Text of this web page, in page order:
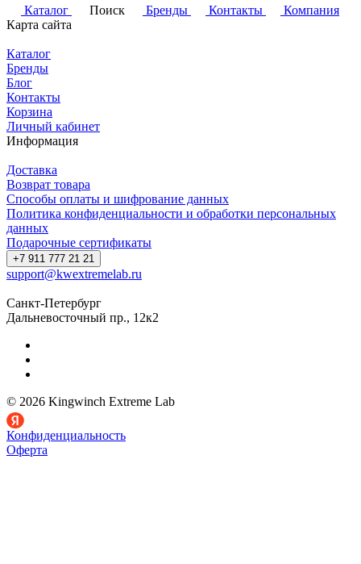
Каталог
Поиск Бренды Контакты
Компания
Карта сайта
Каталог
Бренды
Блог
Контакты
Корзина
Личный кабинет
Информация
Доставка
Возврат товара
Способы оплаты и шифрование данных
Политика конфиденциальности и обработки персональных
данных
Подарочные сертификаты
+7 911 777 21 21
support@kwextremelab.ru
Санкт-Петербург
Дальневосточный пр., 12к2
© 2026 Kingwinch Extreme Lab
Конфиденциальность
Оферта